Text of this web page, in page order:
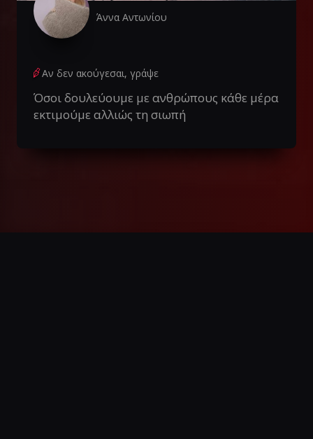
Άννα Αντωνίου
Αν δεν ακούγεσαι, γράψε
Όσοι δουλεύουμε με ανθρώπους κάθε μέρα
εκτιμούμε αλλιώς τη σιωπή